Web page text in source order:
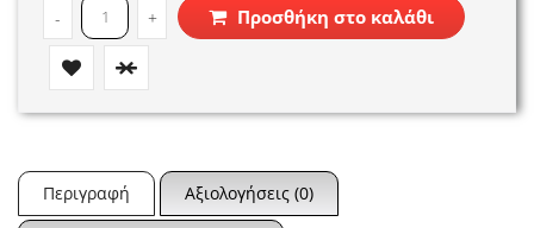
- + Προσθήκη στο καλάθι
Περιγραφή Αξιολογήσεις (0)